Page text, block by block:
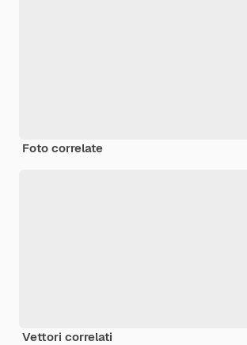
Foto correlate
Vettori correlati